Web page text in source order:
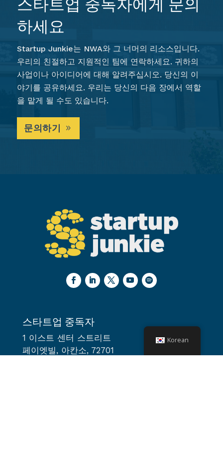
스타트업 중독자에게 문의
하세요
Startup Junkie는 NWA와 그 너머의 리소스입니다.
우리의 친절하고 지원적인 팀에 연락하세요. 귀하의
사업이나 아이디어에 대해 알려주십시오. 당신의 이
야기를 공유하세요. 우리는 당신의 다음 장에서 역할
을 맡게 될 수도 있습니다.
문의하기
스타트업 중독자
1 이스트 센터 스트리트
페이엣빌, 아칸소, 72701
Korean